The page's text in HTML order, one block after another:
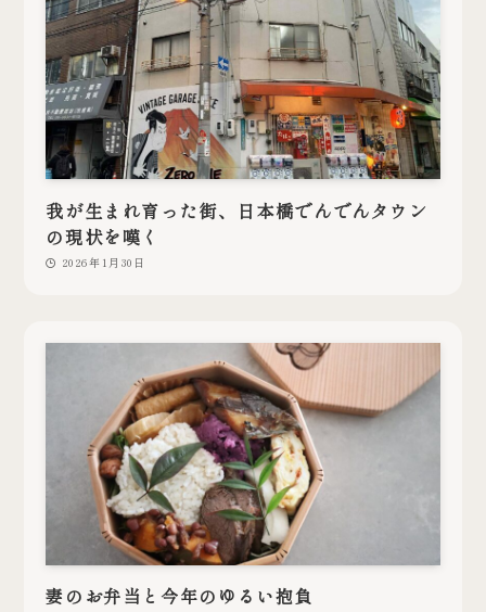
我が生まれ育った街、日本橋でんでんタウン
の現状を嘆く
2026年1月30日
妻のお弁当と今年のゆるい抱負